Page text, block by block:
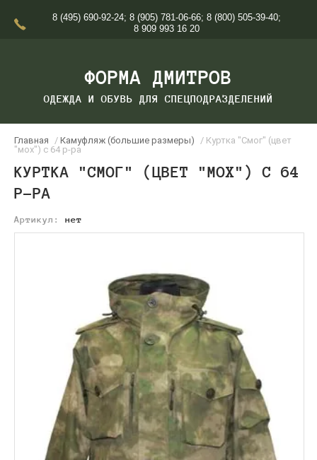
8 (495) 690-92-24; 8 (905) 781-06-66; 8 (800) 505-39-40;
8 909 993 16 20
ФОРМА ДМИТРОВ
ОДЕЖДА И ОБУВЬ ДЛЯ СПЕЦПОДРАЗДЕЛЕНИЙ
Главная / Камуфляж (большие размеры)
/ Куртка "Смог" (цвет
"мох") с 64 р-ра
КУРТКА "СМОГ" (ЦВЕТ "МОХ") С 64
Р-РА
Артикул: нет